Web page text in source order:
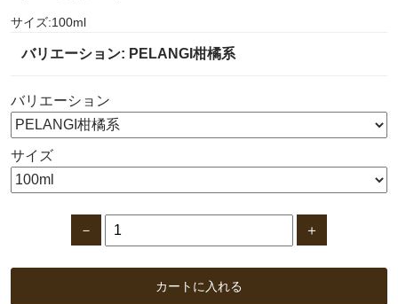
サイズ:100ml
バリエーション: PELANGI柑橘系
バリエーション
サイズ
－ ＋
カートに入れる